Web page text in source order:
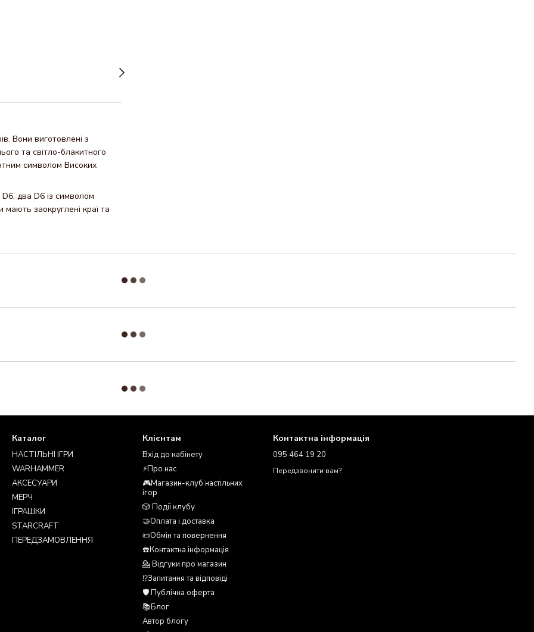
Вони виготовлені з
та світло-блакитного
символом Високих
два D6 із символом
заокруглені краї та
Каталог
НАСТІЛЬНІ ІГРИ
WARHAMMER
АКСЕСУАРИ
МЕРЧ
ІГРАШКИ
STARCRAFT
ПЕРЕДЗАМОВЛЕННЯ
Клієнтам
Вхід до кабінету
⚡Про нас
🎮Магазин-клуб настільних
ігор
🎲 Події клубу
🤝Оплата і доставка
📜Обмін та повернення
☎️Контактна інформація
💁 Відгуки про магазин
⁉️Запитання та відповіді
🛡️ Публічна оферта
📚Блог
Автор блогу
Контактна інформація
095 464 19 20
Передзвонити вам?